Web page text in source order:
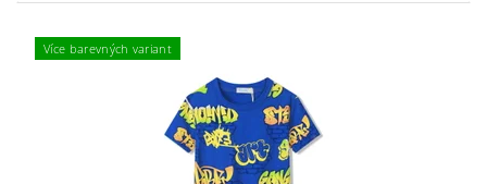
Více barevných variant